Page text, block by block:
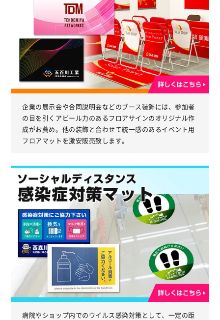
企業の展示会や合同説明会などのブース装飾には、参加者
の目を引くアピール力のあるフロアサインのオリジナル作
成がお薦め。他の装飾と合わせて統一感のあるイベント用
フロアマットを激安販売致します。
病院やショップ内でのウイルス感染対策として、一定の距